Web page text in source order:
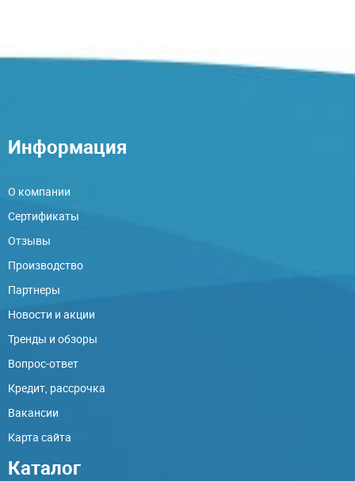
Информация
О компании
Сертификаты
Отзывы
Производство
Партнеры
Новости и акции
Тренды и обзоры
Вопрос-ответ
Кредит, рассрочка
Вакансии
Карта сайта
Каталог